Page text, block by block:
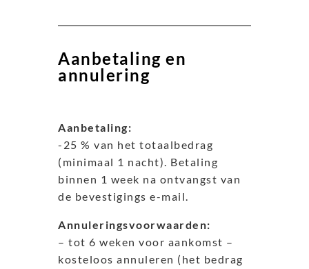
Aanbetaling en
annulering
Aanbetaling:
-25 % van het totaalbedrag
(minimaal 1 nacht). Betaling
binnen 1 week na ontvangst van
de bevestigings e-mail.
Annuleringsvoorwaarden:
– tot 6 weken voor aankomst –
kosteloos annuleren (het bedrag